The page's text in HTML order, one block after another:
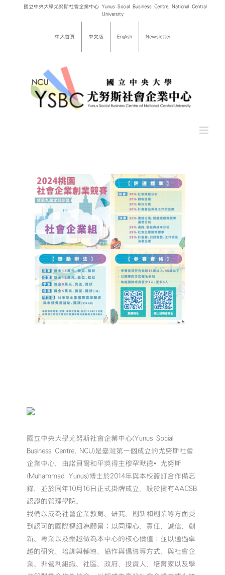
國立中央大學尤努斯社會企業中心 Yunus Social Business Centre, National Central
University
中大首頁 中文版 English Newsletter
國立中央大學尤努斯社會企業中心(Yunus Social
Business Centre, NCU)是臺灣第一個成立的尤努斯社會
企業中心，由諾貝爾和平獎得主穆罕默德•尤努斯
(Muhammad Yunus)博士於2014年與本校簽訂合作備忘
錄，並於同年10月16日正式掛牌成立，設於擁有AACSB
認證的管理學院。
我們以成為社會企業教育、研究、創新和創業等方面受
到認可的國際樞紐為願景；以同理心、責任、誠信、創
新、專業以及樂趣做為本中心的核心價值；並以通過卓
越的研究、培訓與輔導、協作與倡導等方式，與社會企
業、非營利組織、社區、政府、投資人、培育家以及學